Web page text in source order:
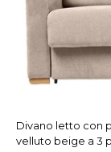
Divano letto con
velluto beige a 3